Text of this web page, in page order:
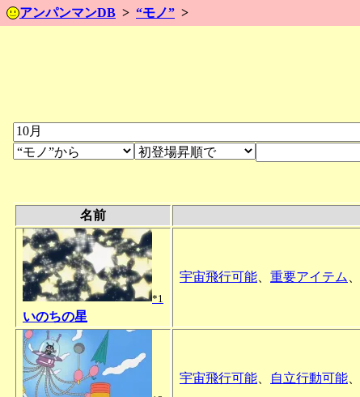
アンパンマンDB “モノ”
名前
*1
いのちの星
宇宙飛行可能 重要アイテム
宇宙飛行可能 自立行動可能